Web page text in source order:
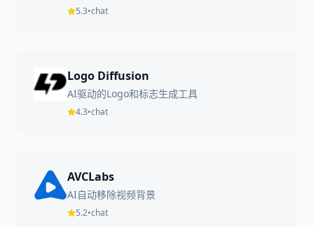
5.3•chat
Logo Diffusion
AI驱动的Logo和标志生成工具
4.3•chat
AVCLabs
AI自动移除视频背景
5.2•chat